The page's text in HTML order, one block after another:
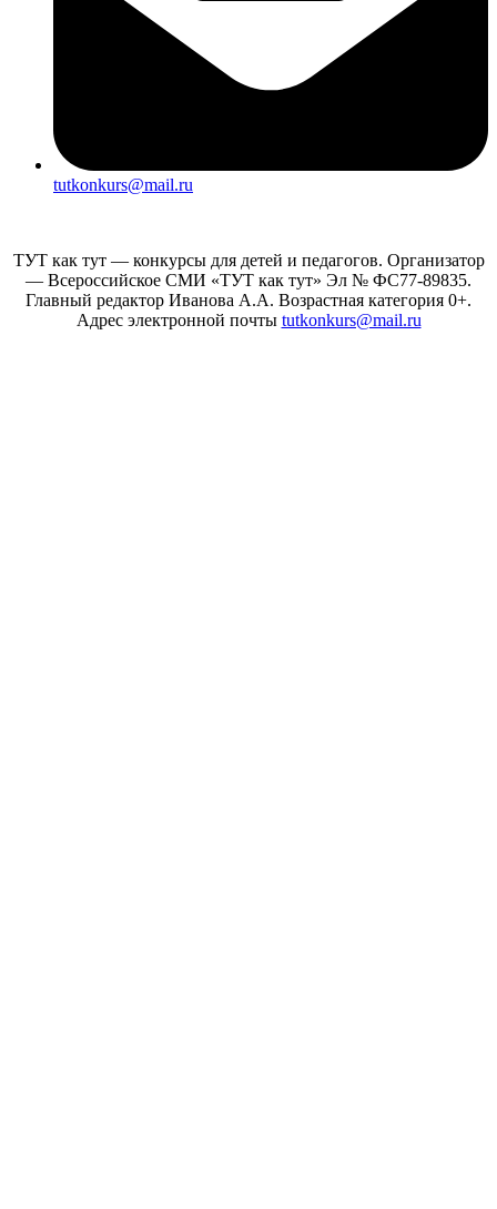
tutkonkurs@mail.ru
ТУТ как тут — конкурсы для детей и педагогов. Организатор
— Всероссийское СМИ «ТУТ как тут» Эл № ФС77-89835.
Главный редактор Иванова А.А. Возрастная категория 0+.
Адрес электронной почты tutkonkurs@mail.ru